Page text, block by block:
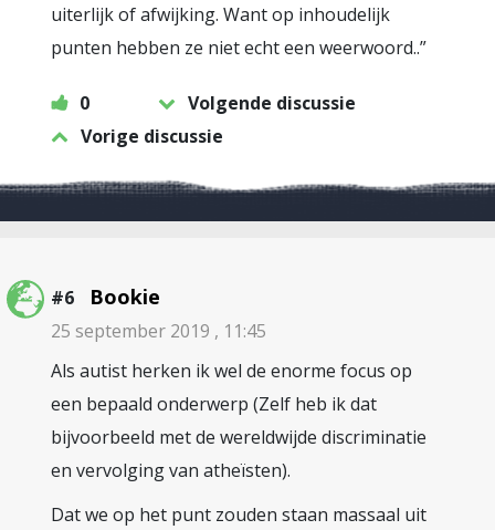
uiterlijk of afwijking. Want op inhoudelijk
punten hebben ze niet echt een weerwoord..”
0
Volgende discussie
Vorige discussie
#6 Bookie
25 september 2019 , 11:45
Als autist herken ik wel de enorme focus op
een bepaald onderwerp (Zelf heb ik dat
bijvoorbeeld met de wereldwijde discriminatie
en vervolging van atheïsten).
Dat we op het punt zouden staan massaal uit